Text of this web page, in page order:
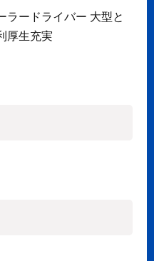
ラードライバー 大型と
厚生充実